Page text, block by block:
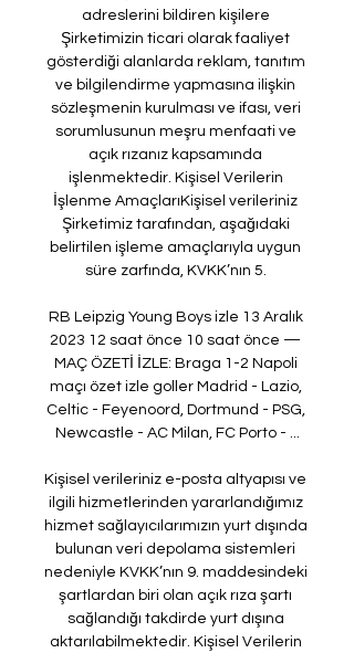
adreslerini bildiren kişilere
Şirketimizin ticari olarak faaliyet
gösterdiği alanlarda reklam, tanıtım
ve bilgilendirme yapmasına ilişkin
sözleşmenin kurulması ve ifası, veri
sorumlusunun meşru menfaati ve
açık rızanız kapsamında
işlenmektedir. Kişisel Verilerin
İşlenme AmaçlarıKişisel verileriniz
Şirketimiz tarafından, aşağıdaki
belirtilen işleme amaçlarıyla uygun
süre zarfında, KVKK’nın 5.
RB Leipzig Young Boys izle 13 Aralık
2023 12 saat önce 10 saat önce —
MAÇ ÖZETİ İZLE: Braga 1-2 Napoli
maçı özet izle goller Madrid - Lazio,
Celtic - Feyenoord, Dortmund - PSG,
Newcastle - AC Milan, FC Porto - ...
Kişisel verileriniz e-posta altyapısı ve
ilgili hizmetlerinden yararlandığımız
hizmet sağlayıcılarımızın yurt dışında
bulunan veri depolama sistemleri
nedeniyle KVKK’nın 9. maddesindeki
şartlardan biri olan açık rıza şartı
sağlandığı takdirde yurt dışına
aktarılabilmektedir. Kişisel Verilerin